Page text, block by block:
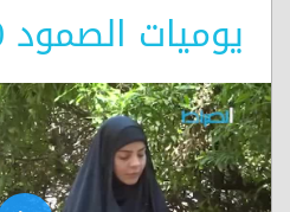
يوميات الصمود 10